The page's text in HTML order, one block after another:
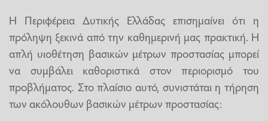
Η Περιφέρεια Δυτικής Ελλάδας επισημαίνει ότι η
πρόληψη ξεκινά από την καθημερινή μας πρακτική. Η
απλή υιοθέτηση βασικών μέτρων προστασίας μπορεί
να συμβάλει καθοριστικά στον περιορισμό του
προβλήματος. Στο πλαίσιο αυτό, συνιστάται η τήρηση
των ακόλουθων βασικών μέτρων προστασίας: